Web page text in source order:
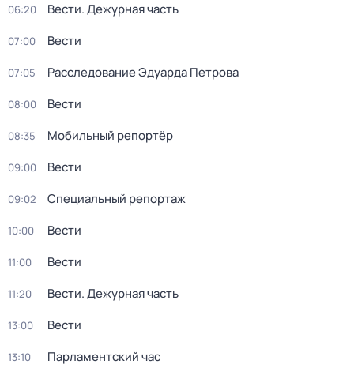
06:20 Вести. Дежурная часть
07:00 Вести
07:05 Расследование Эдуарда Петрова
08:00 Вести
08:35 Мобильный репортёр
09:00 Вести
09:02 Специальный репортаж
10:00 Вести
11:00 Вести
11:20 Вести. Дежурная часть
13:00 Вести
13:10 Парламентский час